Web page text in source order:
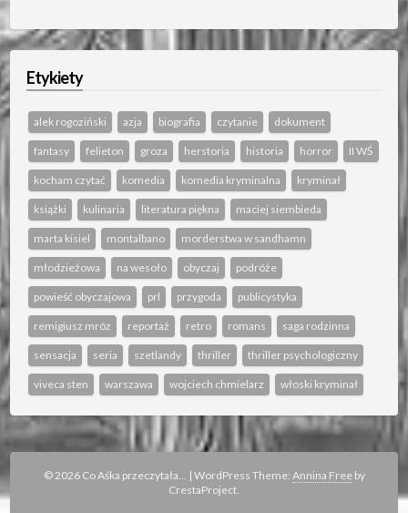
Etykiety
alek rogoziński azja biografia czytanie dokument
fantasy felieton groza herstoria historia horror II WŚ
kocham czytać komedia komedia kryminalna kryminał
książki kulinaria literatura piękna maciej siembieda
marta kisiel montalbano morderstwa w sandhamn
młodzieżowa na wesoło obyczaj podróże
powieść obyczajowa prl przygoda publicystyka
remigiusz mróz reportaż retro romans saga rodzinna
sensacja seria szetlandy thriller thriller psychologiczny
viveca sten warszawa wojciech chmielarz włoski kryminał
© 2026 Co Aśka przeczytała... | WordPress Theme: Annina Freeby
CrestaProject.